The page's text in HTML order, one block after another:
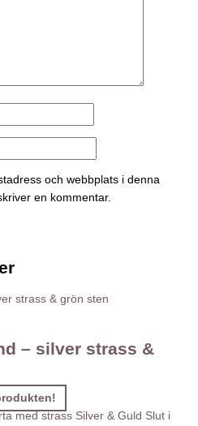
och webbplats i denna
en kommentar.
– silver strass &
Slut i